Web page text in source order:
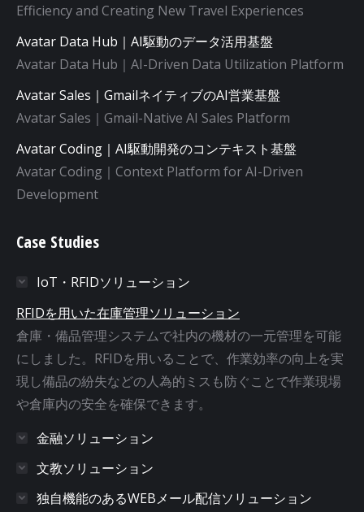
Efficiency and Creating New Travel Experiences
Avatar Data Hub｜AI駆動のデータ活用基盤
Avatar Data Hub｜AI-Driven Data Utilization Platform
Avatar Sales｜GmailネイティブのAI営業基盤
Avatar Sales｜Gmail-Native AI Sales Platform
Avatar Coding｜AI駆動開発のコンテキスト基盤
Avatar Coding｜Context Platform for AI-Driven
Development
Case Studies
IoT・RFIDソリューション
RFIDを用いた在庫管理ソリューション
倉庫・備品管理システムで社内の機材の一元管理を可能
にしました。RFIDを用いることで、作業効率の向上を実
現し備品の紛失などの人為的ミスも防ぐことで作業現場
や倉庫内の安全を確保できます。
金融ソリューション
文教ソリューション
独自機能のあるWEBメール配信ソリューション